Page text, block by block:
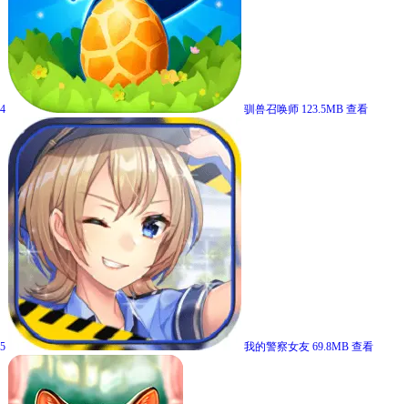
4 驯兽召唤师 123.5MB 查看
5 我的警察女友 69.8MB 查看